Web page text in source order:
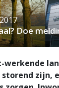
Doe
werkende
zijn,